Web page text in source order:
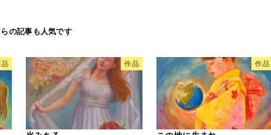
品 作品 作品